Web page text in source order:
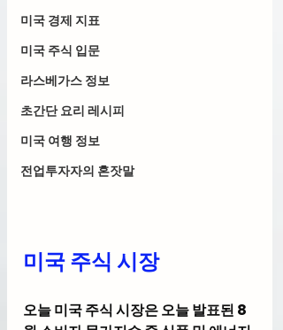
미국 경제 지표
미국 주식 입문
라스베가스 정보
초간단 요리 레시피
미국 여행 정보
전업투자자의 혼잣말
미국 주식 시장
오늘 미국 주식 시장은 오늘 발표된 8